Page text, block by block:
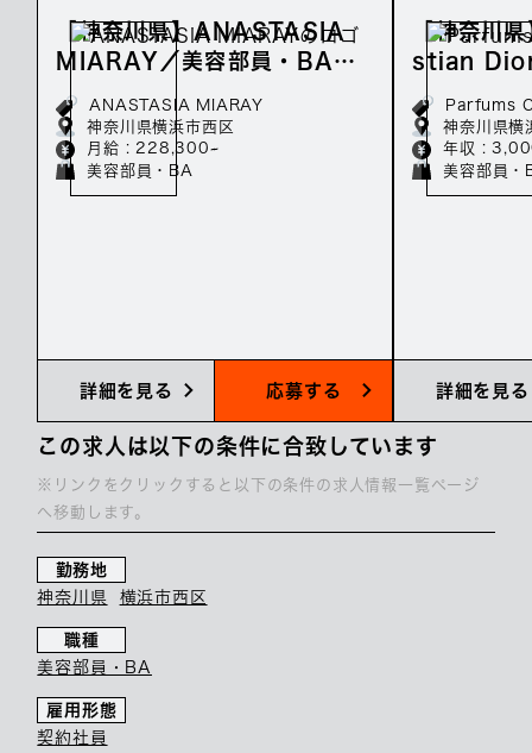
【神奈川県】ANASTASIA
MIARAY／美容部員・BAの
正社員募集／月給23万～
ANASTASIA MIARAY
神奈川県横浜市西区
月給 : 228,300~
美容部員・BA
詳細を見る 応募する
【神奈川
stian Dior
の正社員
Parfums
神奈川県横
年収 :
美容部員・
詳細を見る
この求人は以下の条件に合致しています
※リンクをクリックすると以下の条件の求人情報一覧ページ
へ移動します。
勤務地
神奈川県
横浜市西区
職種
美容部員・BA
雇用形態
契約社員